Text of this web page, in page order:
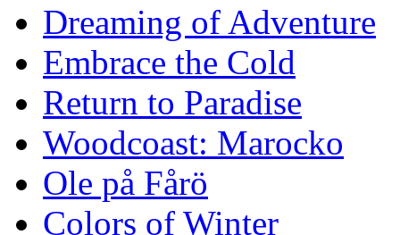
Dreaming of Adventure
Embrace the Cold
Return to Paradise
Woodcoast: Marocko
Ole på Fårö
Colors of Winter